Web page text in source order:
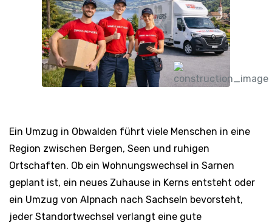
Ein Umzug in Obwalden führt viele Menschen in eine
Region zwischen Bergen, Seen und ruhigen
Ortschaften. Ob ein Wohnungswechsel in Sarnen
geplant ist, ein neues Zuhause in Kerns entsteht oder
ein Umzug von Alpnach nach Sachseln bevorsteht,
jeder Standortwechsel verlangt eine gute